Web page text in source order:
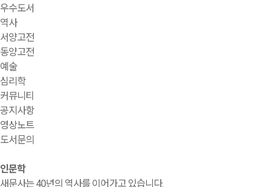
우수도서
역사
서양고전
동양고전
예술
심리학
커뮤니티
공지사항
영상노트
도서문의
인문학
새문사는 40년의 역사를 이어가고 있습니다.